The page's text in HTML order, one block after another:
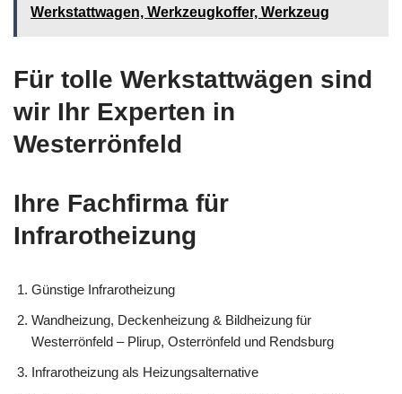
Werkstattwagen, Werkzeugkoffer, Werkzeug
Für tolle Werkstattwägen sind
wir Ihr Experten in
Westerrönfeld
Ihre Fachfirma für
Infrarotheizung
Günstige Infrarotheizung
Wandheizung, Deckenheizung & Bildheizung für
Westerrönfeld – Plirup, Osterrönfeld und Rendsburg
Infrarotheizung als Heizungsalternative